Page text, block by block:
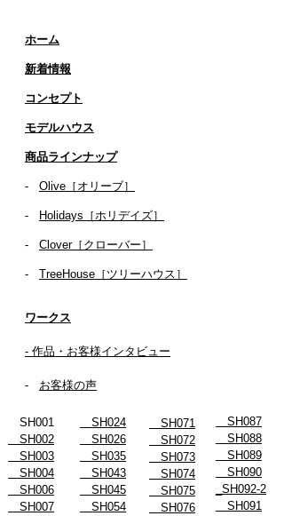
ホーム
新着情報
コンセプト
​​モデルハウス
商品ラインナップ
Olive［オリーブ］
Holidays［ホリデイズ］
Clover［クローバー］
SH001
SH002
SH003
SH004
SH024
SH026
SH035
SH043
SH071
SH072
SH073
SH074
SH087
SH088
SH089
SH090
_SH092-2